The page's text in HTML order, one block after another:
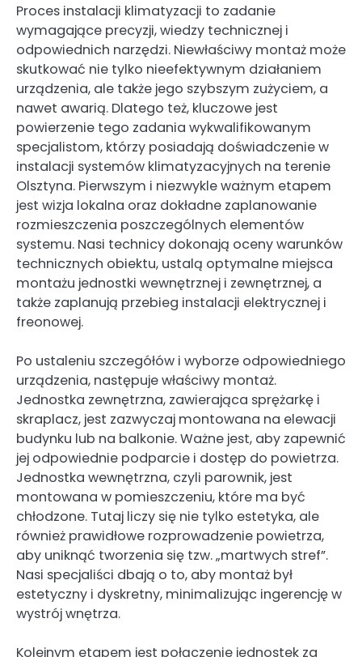
Proces instalacji klimatyzacji to zadanie
wymagające precyzji, wiedzy technicznej i
odpowiednich narzędzi. Niewłaściwy montaż może
skutkować nie tylko nieefektywnym działaniem
urządzenia, ale także jego szybszym zużyciem, a
nawet awarią. Dlatego też, kluczowe jest
powierzenie tego zadania wykwalifikowanym
specjalistom, którzy posiadają doświadczenie w
instalacji systemów klimatyzacyjnych na terenie
Olsztyna. Pierwszym i niezwykle ważnym etapem
jest wizja lokalna oraz dokładne zaplanowanie
rozmieszczenia poszczególnych elementów
systemu. Nasi technicy dokonają oceny warunków
technicznych obiektu, ustalą optymalne miejsca
montażu jednostki wewnętrznej i zewnętrznej, a
także zaplanują przebieg instalacji elektrycznej i
freonowej.
Po ustaleniu szczegółów i wyborze odpowiedniego
urządzenia, następuje właściwy montaż.
Jednostka zewnętrzna, zawierająca sprężarkę i
skraplacz, jest zazwyczaj montowana na elewacji
budynku lub na balkonie. Ważne jest, aby zapewnić
jej odpowiednie podparcie i dostęp do powietrza.
Jednostka wewnętrzna, czyli parownik, jest
montowana w pomieszczeniu, które ma być
chłodzone. Tutaj liczy się nie tylko estetyka, ale
również prawidłowe rozprowadzenie powietrza,
aby uniknąć tworzenia się tzw. „martwych stref”.
Nasi specjaliści dbają o to, aby montaż był
estetyczny i dyskretny, minimalizując ingerencję w
wystrój wnętrza.
Kolejnym etapem jest połączenie jednostek za